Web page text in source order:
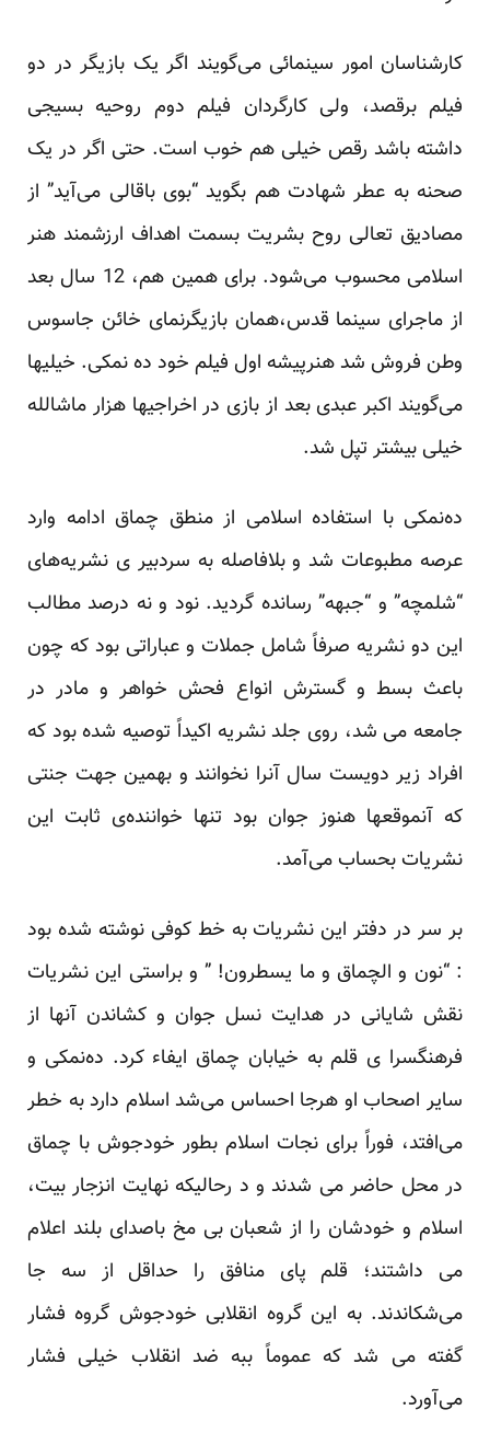
کارشناسان امور سینمائی می‌گویند اگر یک بازیگر در دو
فیلم برقصد، ولی کارگردان فیلم دوم روحیه‌‎ بسیجی
داشته باشد رقص خیلی هم خوب است. حتی اگر در یک
صحنه به عطر شهادت هم بگوید “بوی باقالی می‌آید” از
مصادیق تعالی روح بشریت بسمت اهداف ارزشمند هنر
اسلامی محسوب می‌شود. برای همین هم، 12 سال بعد
از ماجرای سینما قدس،همان بازیگرنمای خائن جاسوس
وطن فروش شد هنرپیشه اول فیلم خود ده نمکی. خیلیها
می‌گویند اکبر عبدی بعد از بازی در اخراجیها هزار ماشالله
خیلی بیشتر تپل شد.
ده‌نمکی با استفاده اسلامی از منطق چماق ادامه وارد
عرصه مطبوعات شد و بلافاصله به سردبیر ی نشریه‌های
“شلمچه” و “جبهه” رسانده گردید. نود و نه درصد مطالب
این دو نشریه صرفاً شامل جملات و عباراتی بود که چون
باعث بسط و گسترش انواع فحش خواهر و مادر در
جامعه می شد، روی جلد نشریه اکیداً توصیه شده بود که
افراد زیر دویست سال آنرا نخوانند و بهمین جهت جنتی
که آنموقعها هنوز جوان بود تنها خواننده‌ی ثابت این
نشریات بحساب می‌آمد.
بر سر در دفتر این نشریات به خط کوفی نوشته شده بود
: “نون و الچماق و ما یسطرون! ” و براستی این نشریات
نقش شایانی در هدایت نسل جوان و کشاندن آنها از
فرهنگسرا ی قلم به خیابان چماق ایفاء کرد. ده‌نمکی و
سایر اصحاب او هرجا احساس می‌شد اسلام دارد به خطر
می‌افتد، فوراً برای نجات اسلام بطور خودجوش با چماق
در محل حاضر می شدند و د رحالیکه نهایت انزجار بیت،
اسلام و خودشان را از شعبان بی مخ باصدای بلند اعلام
می داشتند؛ قلم پای منافق را حداقل از سه جا
می‌شکاندند. به این گروه انقلابی خودجوش گروه فشار
گفته می شد که عموماً ببه ضد انقلاب خیلی فشار
می‌آورد.